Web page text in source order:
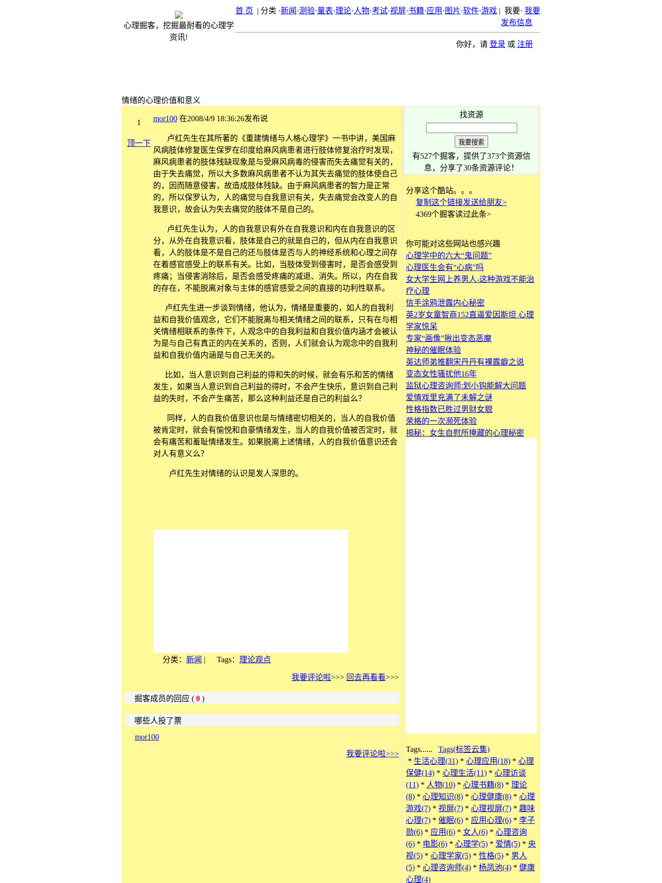
心理掘客，挖掘最耐看的心理学
资讯!
首 页 | 分类 ·新闻 ·测验·量表·理论·人物·考试·视屏·书籍·应用 · 图片·软件·游戏 | 我要· 我要
发布信息
你好，请 登录 或 注册
情绪的心理价值和意义
1
顶一下
mor100 在2008/4/9 18:36:26发布说
卢红先生在其所著的《重建情绪与人格心理学》一书中讲，美国麻
风病肢体修复医生保罗在印度给麻风病患者进行肢体修复治疗时发现，
麻风病患者的肢体残缺现象是与受麻风病毒的侵害而失去痛觉有关的，
由于失去痛觉，所以大多数麻风病患者不认为其失去痛觉的肢体使自己
的，因而随意侵害，故造成肢体残缺。由于麻风病患者的智力是正常
的，所以保罗认为，人的痛觉与自我意识有关，失去痛觉会改变人的自
我意识，故会认为失去痛觉的肢体不是自己的。
卢红先生认为，人的自我意识有外在自我意识和内在自我意识的区
分，从外在自我意识看，肢体是自己的就是自己的，但从内在自我意识
看，人的肢体是不是自己的还与肢体是否与人的神经系统和心理之间存
在着感官感受上的联系有关。比如，当肢体受到侵害时，是否会感受到
疼痛；当侵害消除后，是否会感受疼痛的减退、消失。所以，内在自我
的存在，不能脱离对象与主体的感官感受之间的直接的功利性联系。
卢红先生进一步谈到情绪，他认为，情绪是重要的，如人的自我利
益和自我价值观念，它们不能脱离与相关情绪之间的联系，只有在与相
关情绪相联系的条件下，人观念中的自我利益和自我价值内涵才会被认
为是与自己有真正的内在关系的，否则，人们就会认为观念中的自我利
益和自我价值内涵是与自己无关的。
比如，当人意识到自己利益的得和失的时候，就会有乐和苦的情绪
发生，如果当人意识到自己利益的得时，不会产生快乐，意识到自己利
益的失时，不会产生痛苦，那么这种利益还是自己的利益么？
同样，人的自我价值意识也是与情绪密切相关的，当人的自我价值
被肯定时，就会有愉悦和自豪情绪发生，当人的自我价值被否定时，就
会有痛苦和羞耻情绪发生。如果脱离上述情绪，人的自我价值意识还会
对人有意义么？
卢红先生对情绪的认识是发人深思的。
分类： 新闻 | Tags： 理论观点
我要评论啦>>> 回去再看看>>>
掘客成员的回应 ( 0 )
哪些人投了票
mor100
我要评论啦>>>
找资源
有527个掘客，提供了373个资源信
息，分享了30条资源评论！
分享这个酷站。。。
复制这个链接发送给朋友>
4369个掘客读过此条>
你可能对这些网站也感兴趣
心理学中的六大“鬼问题”
心理医生会有“心病”吗
女大学生网上养男人-这种游戏不能治
疗心理
信手涂鸦泄露内心秘密
英2岁女童智商152直逼爱因斯坦 心理
学家惊呆
专家“画像”揪出变态恶魔
神秘的催眠体验
英达师弟推翻宋丹丹有裸露癖之说
变态女性骚扰他16年
监狱心理咨询师:划小钩能解大问题
爱情戏里充满了未解之谜
性格指数已胜过男财女貌
荣格的一次濒死体验
揭秘：女生自慰所掩藏的心理秘密
Tags...... Tags(标签云集)
* 生活心理(31) * 心理应用(18) * 心理
保健(14) * 心理生活(11) * 心理访谈
(11) * 人物(10) * 心理书籍(8) * 理论
(8) * 心理知识(8) * 心理健康(8) * 心理
游戏(7) * 视屏(7) * 心理视屏(7) * 趣味
心理(7) * 催眠(6) * 应用心理(6) * 李子
勋(6) * 应用(6) * 女人(6) * 心理咨询
(6) * 电影(6) * 心理学(5) * 爱情(5) * 央
视(5) * 心理学家(5) * 性格(5) * 男人
(5) * 心理咨询师(4) * 杨凤池(4) * 健康
心理(4)